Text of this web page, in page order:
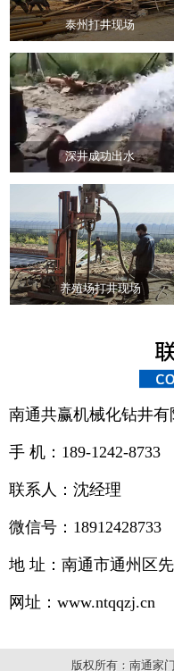
泰州打井现场
深井成功出水
养殖场打井现场
南通共赢机械化钻井有
手 机：189-1242-8733
联系人：沈经理
微信号：18912428733
地 址：南通市通州区
网址：www.ntqqzj.cn
版权所有：南通家